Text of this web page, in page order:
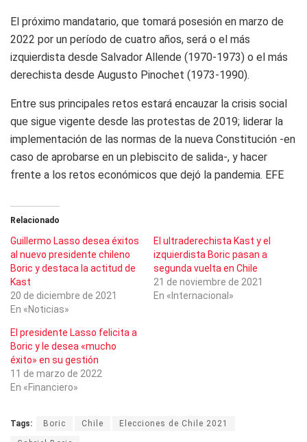
El próximo mandatario, que tomará posesión en marzo de
2022 por un período de cuatro años, será o el más
izquierdista desde Salvador Allende (1970-1973) o el más
derechista desde Augusto Pinochet (1973-1990).
Entre sus principales retos estará encauzar la crisis social
que sigue vigente desde las protestas de 2019; liderar la
implementación de las normas de la nueva Constitución -en
caso de aprobarse en un plebiscito de salida-, y hacer
frente a los retos económicos que dejó la pandemia. EFE
Relacionado
Guillermo Lasso desea éxitos
al nuevo presidente chileno
Boric y destaca la actitud de
Kast
20 de diciembre de 2021
En «Noticias»
El ultraderechista Kast y el
izquierdista Boric pasan a
segunda vuelta en Chile
21 de noviembre de 2021
En «Internacional»
El presidente Lasso felicita a
Boric y le desea «mucho
éxito» en su gestión
11 de marzo de 2022
En «Financiero»
Tags: Boric Chile Elecciones de Chile 2021